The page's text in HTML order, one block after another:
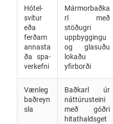
Hótel-
svítur
eða
ferðam
annasta
ða spa-
verkefni
Mármorbaðka
rl með
stöðugri
uppbyggingu
og glasuðu
lokaðu
yfirborði
Vænleg
baðreyn
sla
Baðkarl úr
náttúrusteini
með góðri
hitathaldsget